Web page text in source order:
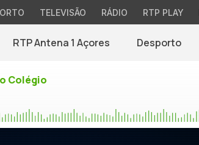
TELEVISÃO RÁDIO RTP PLAY
RTP Antena 1 Açores Desporto
Colégio